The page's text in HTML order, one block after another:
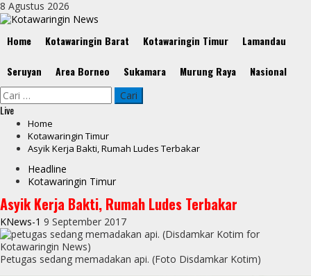
Skip
to
8 Agustus 2026
Menu
Home Kotawaringin Barat Kotawaringin Timur Lamandau
Seruyan Area Borneo Sukamara Murung Raya Nasional
Cari
untuk:
Live
Home
Kotawaringin Timur
Asyik Kerja Bakti, Rumah Ludes Terbakar
Headline
Kotawaringin Timur
Asyik Kerja Bakti, Rumah Ludes Terbakar
KNews-1 9 September 2017
Petugas sedang memadakan api. (Foto Disdamkar Kotim)